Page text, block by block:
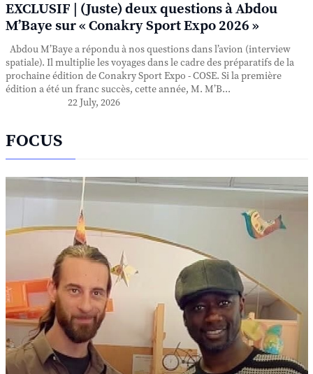
EXCLUSIF | (Juste) deux questions à Abdou
M’Baye sur « Conakry Sport Expo 2026 »
Abdou M’Baye a répondu à nos questions dans l’avion (interview
spatiale). Il multiplie les voyages dans le cadre des préparatifs de la
prochaine édition de Conakry Sport Expo - COSE. Si la première
édition a été un franc succès, cette année, M. M’B...
22 July, 2026
FOCUS